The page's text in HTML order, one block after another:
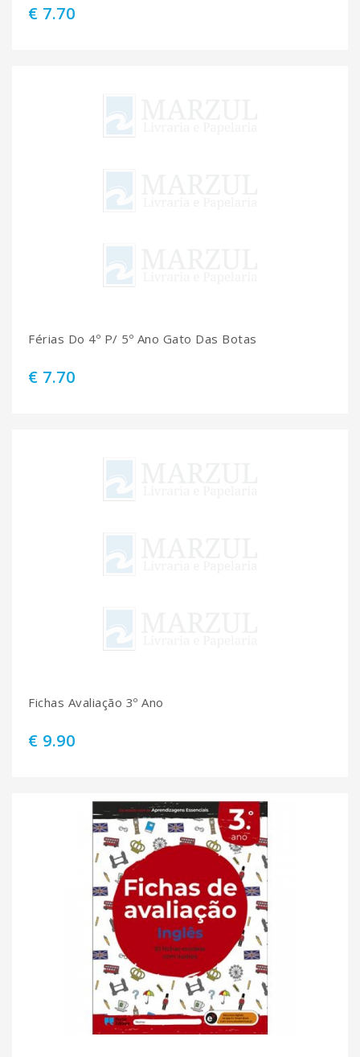
€ 7.70
Férias Do 4º P/ 5º Ano Gato Das Botas
€ 7.70
Fichas Avaliação 3º Ano
€ 9.90